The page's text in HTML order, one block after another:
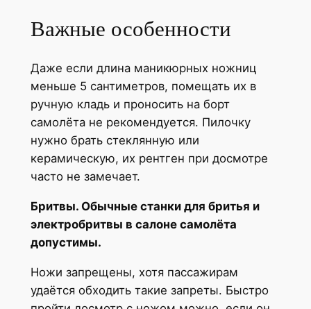
Важные особенности
Даже если длина маникюрных ножниц
меньше 5 сантиметров, помещать их в
ручную кладь и проносить на борт
самолёта не рекомендуется. Пилочку
нужно брать стеклянную или
керамическую, их рентген при досмотре
часто не замечает.
Бритвы. Обычные станки для бритья и
электробритвы в салоне самолёта
допустимы.
Ножи запрещены, хотя пассажирам
удаётся обходить такие запреты. Быстро